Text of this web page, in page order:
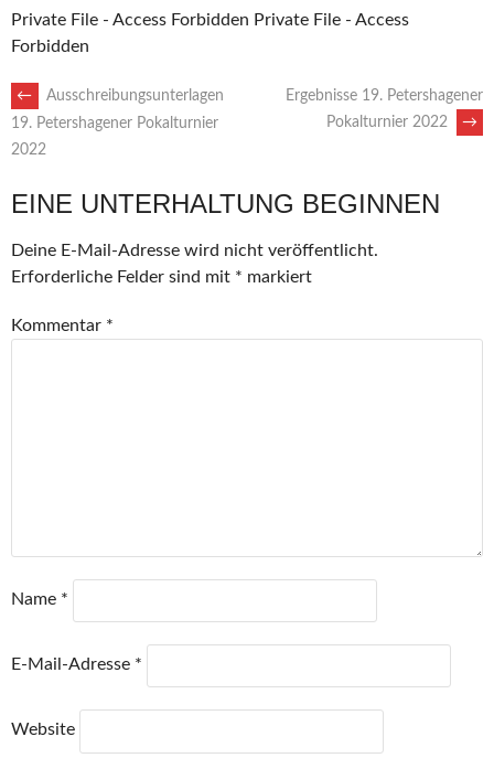
Private File - Access Forbidden Private File - Access
Forbidden
ARTIKEL-
NAVIGATION
←
Ausschreibungsunterlagen
19. Petershagener Pokalturnier
2022
Ergebnisse 19. Petershagener
Pokalturnier 2022
→
EINE UNTERHALTUNG BEGINNEN
Deine E-Mail-Adresse wird nicht veröffentlicht.
Erforderliche Felder sind mit * markiert
Kommentar *
Name *
E-Mail-Adresse *
Website